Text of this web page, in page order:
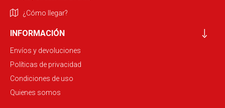
¿Cómo llegar?
INFORMACIÓN
Envíos y devoluciones
Políticas de privacidad
Condiciones de uso
Quienes somos